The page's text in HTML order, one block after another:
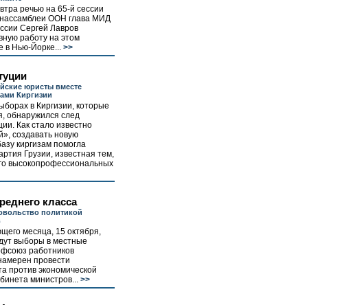
речью на 65-й сессии
ООН глава МИД
Сергей Лавров
работу на этом
в Нью-Йорке... >>
юристы вместе
Киргизии
в Киргизии, которые
обнаружился след
Как стало известно
создавать новую
киргизам помогла
Грузии, известная тем,
высокопрофессиональных
класса
политикой
месяца, 15 октября,
выборы в местные
работников
провести
против экономической
министров... >>